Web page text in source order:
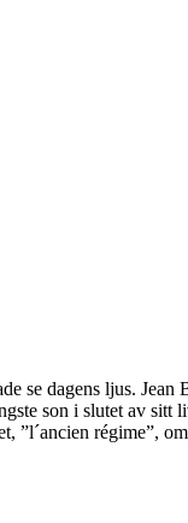
se dagens ljus.
son i slutet av sitt
régime”,